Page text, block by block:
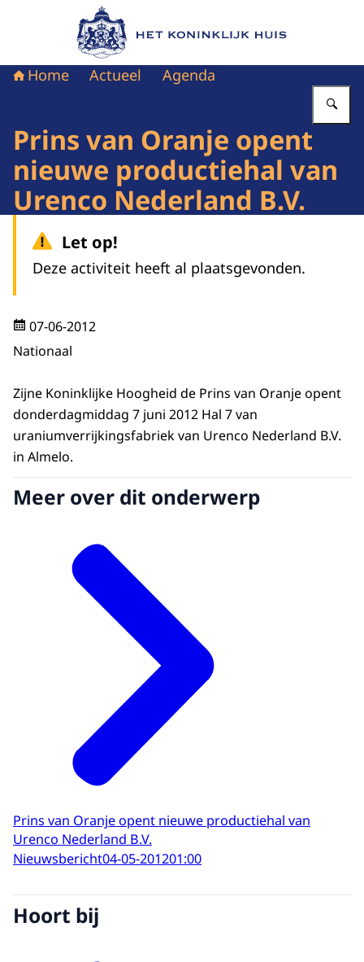
Naar de homepage van Het Koninklijk Huis
Home Actueel Agenda
Prins van Oranje opent
nieuwe productiehal van
Urenco Nederland B.V.
Let op!
Deze activiteit heeft al plaatsgevonden.
07-06-2012
Nationaal
Zijne Koninklijke Hoogheid de Prins van Oranje opent
donderdagmiddag 7 juni 2012 Hal 7 van
uraniumverrijkingsfabriek van Urenco Nederland B.V.
in Almelo.
Meer over dit onderwerp
Prins van Oranje opent nieuwe productiehal van
Urenco Nederland B.V.
Nieuwsbericht04-05-201201:00
Hoort bij